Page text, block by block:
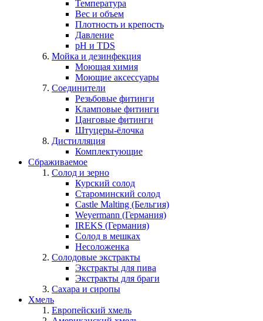
Температура
Вес и объем
Плотность и крепость
Давление
pH и TDS
Мойка и дезинфекция
Моющая химия
Моющие аксессуары
Соединители
Резьбовые фитинги
Кламповые фитинги
Цанговые фитинги
Штуцеры-ёлочка
Дистилляция
Комплектующие
Сбраживаемое
Солод и зерно
Курский солод
Староминский солод
Castle Malting (Бельгия)
Weyermann (Германия)
IREKS (Германия)
Солод в мешках
Несоложенка
Солодовые экстракты
Экстракты для пива
Экстракты для браги
Сахара и сиропы
Хмель
Европейский хмель